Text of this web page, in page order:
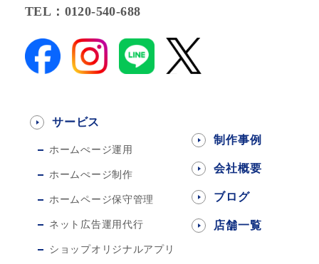
TEL：0120-540-688
サービス
ホームぺージ運用
ホームぺージ制作
ホームページ保守管理
ネット広告運用代行
ショップオリジナルアプリ
制作事例
会社概要
ブログ
店舗一覧